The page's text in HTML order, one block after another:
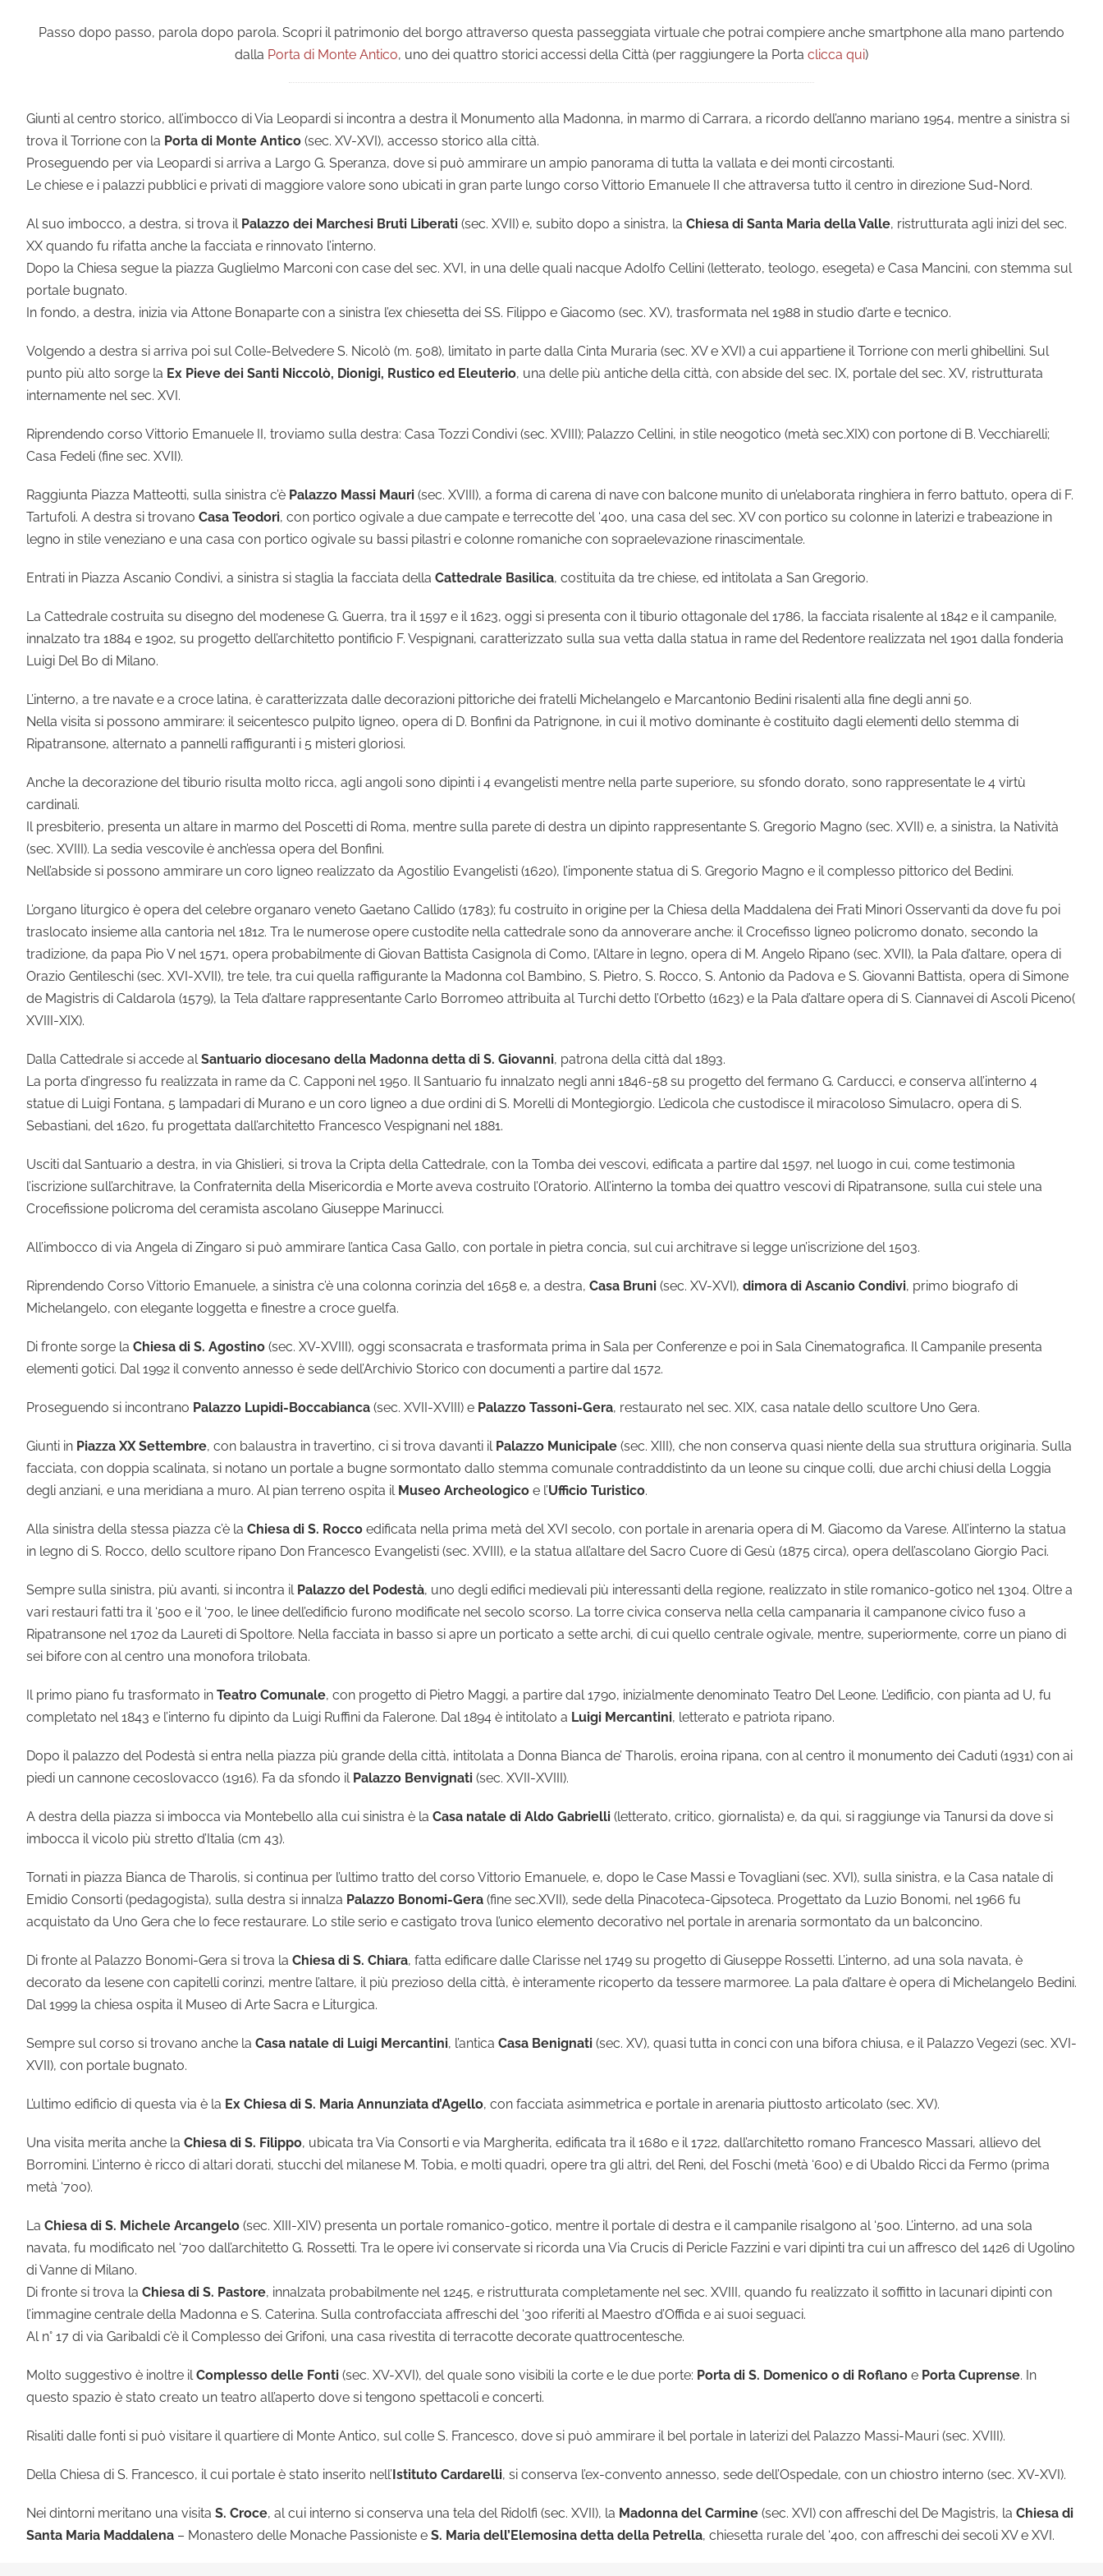
Passo dopo passo, parola dopo parola. Scopri il patrimonio del borgo attraverso questa passeggiata virtuale che potrai compiere anche smartphone alla mano partendo
dalla Porta di Monte Antico, uno dei quattro storici accessi della Città (per raggiungere la Porta clicca qui)
Giunti al centro storico, all’imbocco di Via Leopardi si incontra a destra il Monumento alla Madonna, in marmo di Carrara, a ricordo dell’anno mariano 1954, mentre a sinistra si
trova il Torrione con la Porta di Monte Antico(sec. XV-XVI), accesso storico alla città.
Proseguendo per via Leopardi si arriva a Largo G. Speranza, dove si può ammirare un ampio panorama di tutta la vallata e dei monti circostanti.
Le chiese e i palazzi pubblici e privati di maggiore valore sono ubicati in gran parte lungo corso Vittorio Emanuele II che attraversa tutto il centro in direzione Sud-Nord.
Al suo imbocco, a destra, si trova il Palazzo dei Marchesi Bruti Liberati (sec. XVII) e, subito dopo a sinistra, la Chiesa di Santa Maria della Valle, ristrutturata agli inizi del sec.
XX quando fu rifatta anche la facciata e rinnovato l’interno.
Dopo la Chiesa segue la piazza Guglielmo Marconi con case del sec. XVI, in una delle quali nacque Adolfo Cellini (letterato, teologo, esegeta) e Casa Mancini, con stemma sul
portale bugnato.
In fondo, a destra, inizia via Attone Bonaparte con a sinistra l’ex chiesetta dei SS. Filippo e Giacomo (sec. XV), trasformata nel 1988 in studio d’arte e tecnico.
Volgendo a destra si arriva poi sul Colle-Belvedere S. Nicolò (m. 508), limitato in parte dalla Cinta Muraria (sec. XV e XVI) a cui appartiene il Torrione con merli ghibellini. Sul
punto più alto sorge la Ex Pieve dei Santi Niccolò, Dionigi, Rustico ed Eleuterio, una delle più antiche della città, con abside del sec. IX, portale del sec. XV, ristrutturata
internamente nel sec. XVI.
Riprendendo corso Vittorio Emanuele II, troviamo sulla destra: Casa Tozzi Condivi (sec. XVIII); Palazzo Cellini, in stile neogotico (metà sec.XIX) con portone di B. Vecchiarelli;
Casa Fedeli (fine sec. XVII).
Raggiunta Piazza Matteotti, sulla sinistra c’è Palazzo Massi Mauri (sec. XVIII), a forma di carena di nave con balcone munito di un’elaborata ringhiera in ferro battuto, opera di F.
Tartufoli. A destra si trovano Casa Teodori, con portico ogivale a due campate e terrecotte del ‘400, una casa del sec. XV con portico su colonne in laterizi e trabeazione in
legno in stile veneziano e una casa con portico ogivale su bassi pilastri e colonne romaniche con sopraelevazione rinascimentale.
Entrati in Piazza Ascanio Condivi, a sinistra si staglia la facciata della Cattedrale Basilica, costituita da tre chiese, ed intitolata a San Gregorio.
La Cattedrale costruita su disegno del modenese G. Guerra, tra il 1597 e il 1623, oggi si presenta con il tiburio ottagonale del 1786, la facciata risalente al 1842 e il campanile,
innalzato tra 1884 e 1902, su progetto dell’architetto pontificio F. Vespignani, caratterizzato sulla sua vetta dalla statua in rame del Redentore realizzata nel 1901 dalla fonderia
Luigi Del Bo di Milano.
L’interno, a tre navate e a croce latina, è caratterizzata dalle decorazioni pittoriche dei fratelli Michelangelo e Marcantonio Bedini risalenti alla fine degli anni 50.
Nella visita si possono ammirare: il seicentesco pulpito ligneo, opera di D. Bonfini da Patrignone, in cui il motivo dominante è costituito dagli elementi dello stemma di
Ripatransone, alternato a pannelli raffiguranti i 5 misteri gloriosi.
Anche la decorazione del tiburio risulta molto ricca, agli angoli sono dipinti i 4 evangelisti mentre nella parte superiore, su sfondo dorato, sono rappresentate le 4 virtù
cardinali.
Il presbiterio, presenta un altare in marmo del Poscetti di Roma, mentre sulla parete di destra un dipinto rappresentante S. Gregorio Magno (sec. XVII) e, a sinistra, la Natività
(sec. XVIII). La sedia vescovile è anch’essa opera del Bonfini.
Nell’abside si possono ammirare un coro ligneo realizzato da Agostilio Evangelisti (1620), l’imponente statua di S. Gregorio Magno e il complesso pittorico del Bedini.
L’organo liturgico è opera del celebre organaro veneto Gaetano Callido (1783); fu costruito in origine per la Chiesa della Maddalena dei Frati Minori Osservanti da dove fu poi
traslocato insieme alla cantoria nel 1812. Tra le numerose opere custodite nella cattedrale sono da annoverare anche: il Crocefisso ligneo policromo donato, secondo la
tradizione, da papa Pio V nel 1571, opera probabilmente di Giovan Battista Casignola di Como, l’Altare in legno, opera di M. Angelo Ripano (sec. XVII), la Pala d’altare, opera di
Orazio Gentileschi (sec. XVI-XVII), tre tele, tra cui quella raffigurante la Madonna col Bambino, S. Pietro, S. Rocco, S. Antonio da Padova e S. Giovanni Battista, opera di Simone
de Magistris di Caldarola (1579), la Tela d’altare rappresentante Carlo Borromeo attribuita al Turchi detto l’Orbetto (1623) e la Pala d’altare opera di S. Ciannavei di Ascoli Piceno(
XVIII-XIX).
Dalla Cattedrale si accede alSantuario diocesano della Madonna detta di S. Giovanni, patrona della città dal 1893.
La porta d’ingresso fu realizzata in rame da C. Capponi nel 1950. Il Santuario fu innalzato negli anni 1846-58 su progetto del fermano G. Carducci, e conserva all’interno 4
statue di Luigi Fontana, 5 lampadari di Murano e un coro ligneo a due ordini di S. Morelli di Montegiorgio. L’edicola che custodisce il miracoloso Simulacro, opera di S.
Sebastiani, del 1620, fu progettata dall’architetto Francesco Vespignani nel 1881.
Usciti dal Santuario a destra, in via Ghislieri, si trova la Cripta della Cattedrale, con la Tomba dei vescovi, edificata a partire dal 1597, nel luogo in cui, come testimonia
l’iscrizione sull’architrave, la Confraternita della Misericordia e Morte aveva costruito l’Oratorio. All’interno la tomba dei quattro vescovi di Ripatransone, sulla cui stele una
Crocefissione policroma del ceramista ascolano Giuseppe Marinucci.
All’imbocco di via Angela di Zingaro si può ammirare l’antica Casa Gallo, con portale in pietra concia, sul cui architrave si legge un’iscrizione del 1503.
Riprendendo Corso Vittorio Emanuele, a sinistra c’è una colonna corinzia del 1658 e, a destra, Casa Bruni (sec. XV-XVI), dimora di Ascanio Condivi, primo biografo di
Michelangelo, con elegante loggetta e finestre a croce guelfa.
Di fronte sorge la Chiesa di S. Agostino(sec. XV-XVIII), oggi sconsacrata e trasformata prima in Sala per Conferenze e poi in Sala Cinematografica. Il Campanile presenta
elementi gotici. Dal 1992 il convento annesso è sede dell’Archivio Storico con documenti a partire dal 1572.
Proseguendo si incontrano Palazzo Lupidi-Boccabianca(sec. XVII-XVIII) e Palazzo Tassoni-Gera, restaurato nel sec. XIX, casa natale dello scultore Uno Gera.
Giunti in Piazza XX Settembre, con balaustra in travertino, ci si trova davanti il Palazzo Municipale(sec. XIII), che non conserva quasi niente della sua struttura originaria. Sulla
facciata, con doppia scalinata, si notano un portale a bugne sormontato dallo stemma comunale contraddistinto da un leone su cinque colli, due archi chiusi della Loggia
degli anziani, e una meridiana a muro. Al pian terreno ospita il Museo Archeologicoe l’Ufficio Turistico.
Alla sinistra della stessa piazza c’è la Chiesa di S. Roccoedificata nella prima metà del XVI secolo, con portale in arenaria opera di M. Giacomo da Varese. All’interno la statua
in legno di S. Rocco, dello scultore ripano Don Francesco Evangelisti (sec. XVIII), e la statua all’altare del Sacro Cuore di Gesù (1875 circa), opera dell’ascolano Giorgio Paci.
Sempre sulla sinistra, più avanti, si incontra il Palazzo del Podestà, uno degli edifici medievali più interessanti della regione, realizzato in stile romanico-gotico nel 1304. Oltre a
vari restauri fatti tra il ‘500 e il ‘700, le linee dell’edificio furono modificate nel secolo scorso. La torre civica conserva nella cella campanaria il campanone civico fuso a
Ripatransone nel 1702 da Laureti di Spoltore. Nella facciata in basso si apre un porticato a sette archi, di cui quello centrale ogivale, mentre, superiormente, corre un piano di
sei bifore con al centro una monofora trilobata.
Il primo piano fu trasformato in Teatro Comunale, con progetto di Pietro Maggi, a partire dal 1790, inizialmente denominato Teatro Del Leone. L’edificio, con pianta ad U, fu
completato nel 1843 e l’interno fu dipinto da Luigi Ruffini da Falerone. Dal 1894 è intitolato a Luigi Mercantini, letterato e patriota ripano.
Dopo il palazzo del Podestà si entra nella piazza più grande della città, intitolata a Donna Bianca de’ Tharolis, eroina ripana, con al centro il monumento dei Caduti (1931) con ai
piedi un cannone cecoslovacco (1916). Fa da sfondo il Palazzo Benvignati (sec. XVII-XVIII).
A destra della piazza si imbocca via Montebello alla cui sinistra è la Casa natale di Aldo Gabrielli (letterato, critico, giornalista) e, da qui, si raggiunge via Tanursi da dove si
imbocca il vicolo più stretto d’Italia (cm 43).
Tornati in piazza Bianca de Tharolis, si continua per l’ultimo tratto del corso Vittorio Emanuele, e, dopo le Case Massi e Tovagliani (sec. XVI), sulla sinistra, e la Casa natale di
Emidio Consorti (pedagogista), sulla destra si innalza Palazzo Bonomi-Gera(fine sec.XVII), sede della Pinacoteca-Gipsoteca. Progettato da Luzio Bonomi, nel 1966 fu
acquistato da Uno Gera che lo fece restaurare. Lo stile serio e castigato trova l’unico elemento decorativo nel portale in arenaria sormontato da un balconcino.
Di fronte al Palazzo Bonomi-Gera si trova la Chiesa di S. Chiara, fatta edificare dalle Clarisse nel 1749 su progetto di Giuseppe Rossetti. L’interno, ad una sola navata, è
decorato da lesene con capitelli corinzi, mentre l’altare, il più prezioso della città, è interamente ricoperto da tessere marmoree. La pala d’altare è opera di Michelangelo Bedini.
Dal 1999 la chiesa ospita il Museo di Arte Sacra e Liturgica.
Sempre sul corso si trovano anche la Casa natale di Luigi Mercantini, l’antica Casa Benignati (sec. XV), quasi tutta in conci con una bifora chiusa, e il Palazzo Vegezi (sec. XVI-
XVII), con portale bugnato.
L’ultimo edificio di questa via è la Ex Chiesa di S. Maria Annunziata d’Agello, con facciata asimmetrica e portale in arenaria piuttosto articolato (sec. XV).
Una visita merita anche la Chiesa di S. Filippo, ubicata tra Via Consorti e via Margherita, edificata tra il 1680 e il 1722, dall’architetto romano Francesco Massari, allievo del
Borromini. L’interno è ricco di altari dorati, stucchi del milanese M. Tobia, e molti quadri, opere tra gli altri, del Reni, del Foschi (metà ‘600) e di Ubaldo Ricci da Fermo (prima
metà ‘700).
La Chiesa di S. Michele Arcangelo(sec. XIII-XIV) presenta un portale romanico-gotico, mentre il portale di destra e il campanile risalgono al ‘500. L’interno, ad una sola
navata, fu modificato nel ‘700 dall’architetto G. Rossetti. Tra le opere ivi conservate si ricorda una Via Crucis di Pericle Fazzini e vari dipinti tra cui un affresco del 1426 di Ugolino
di Vanne di Milano.
Di fronte si trova la Chiesa di S. Pastore, innalzata probabilmente nel 1245, e ristrutturata completamente nel sec. XVIII, quando fu realizzato il soffitto in lacunari dipinti con
l’immagine centrale della Madonna e S. Caterina. Sulla controfacciata affreschi del ‘300 riferiti al Maestro d’Offida e ai suoi seguaci.
Al n° 17 di via Garibaldi c’è il Complesso dei Grifoni, una casa rivestita di terracotte decorate quattrocentesche.
Molto suggestivo è inoltre ilComplesso delle Fonti (sec. XV-XVI), del quale sono visibili la corte e le due porte: Porta di S. Domenico o di Roflanoe Porta Cuprense. In
questo spazio è stato creato un teatro all’aperto dove si tengono spettacoli e concerti.
Risaliti dalle fonti si può visitare il quartiere di Monte Antico, sul colle S. Francesco, dove si può ammirare il bel portale in laterizi del Palazzo Massi-Mauri (sec. XVIII).
Della Chiesa di S. Francesco, il cui portale è stato inserito nell’Istituto Cardarelli, si conserva l’ex-convento annesso, sede dell’Ospedale, con un chiostro interno (sec. XV-XVI).
Nei dintorni meritano una visita S. Croce, al cui interno si conserva una tela del Ridolfi (sec. XVII), la Madonna del Carmine(sec. XVI) con affreschi del De Magistris, la Chiesa di
Santa Maria Maddalena– Monastero delle Monache Passioniste e S. Maria dell’Elemosina detta della Petrella, chiesetta rurale del ‘400, con affreschi dei secoli XV e XVI.